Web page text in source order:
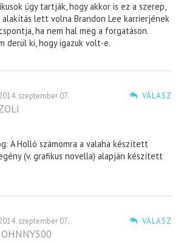
úgy tartják, hogy akkor is ez a szerep,
alakítás lett volna Brandon Lee karrierjének
ha nem hal meg a forgatáson.
derül ki, hogy igazuk volt-e.
VÁLASZ
szeptember 07.
A Holló számomra a valaha készített
(v. grafikus novella) alapján készített
VÁLASZ
szeptember 07.